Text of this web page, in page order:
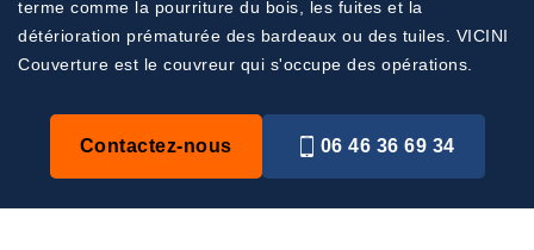
terme comme la pourriture du bois, les fuites et la
détérioration prématurée des bardeaux ou des tuiles. VICINI
Couverture est le couvreur qui s'occupe des opérations.
Contactez-nous 06 46 36 69 34